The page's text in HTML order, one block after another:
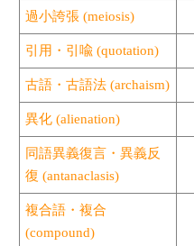
過小誇張 (meiosis)
引用・引喩 (quotation)
古語・古語法 (archaism)
異化 (alienation)
同語異義復言・異義反
復 (antanaclasis)
複合語・複合
(compound)